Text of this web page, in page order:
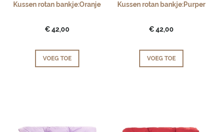
Kussen rotan bankje:Oranje
€ 42,00
VOEG TOE
Kussen rotan bankje:Purper
€ 42,00
VOEG TOE